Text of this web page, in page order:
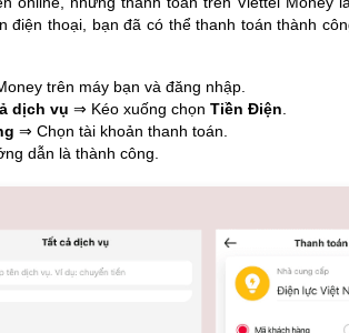
thoại, bạn đã có thể thanh toán thành
trên máy bạn và đăng nhập.
dịch vụ ⇒ Kéo xuống chọn Tiền Điện.
⇒ Chọn tài khoản thanh toán.
dẫn là thành công.